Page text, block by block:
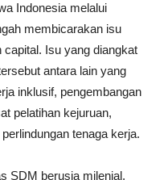
Indonesia melalui
membicarakan isu
Isu yang diangkat
antara lain yang
inklusif, pengembangan
pelatihan kejuruan,
tenaga kerja.
SDM berusia milenial,